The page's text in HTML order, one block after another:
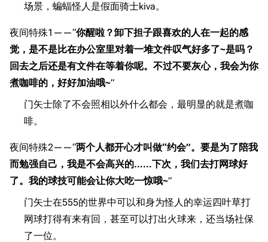
场景，蝙蝠怪人是假面骑士kiva。
夜间特殊1——“你醒啦？卸下担子跟喜欢的人在一起的感
觉，是不是比在办公室里对着一堆文件叹气好多了~是吗？
回去之后还是有文件在等着你呢。不过不要灰心，我会为你
煮咖啡的，好好加油哦~”
门矢士除了不会照相以外什么都会，最明显的就是煮咖
啡。
夜间特殊2——“两个人都开心才叫做“约会”。要是为了陪我
而勉强自己，我是不会高兴的……下次，我们去打网球好
了。我的球技可能会让你大吃一惊哦~”
门矢士在555的世界中可以和身为怪人的幸运四叶草打
网球打得有来有回，甚至可以打出火球来，还当场社保
了一位。